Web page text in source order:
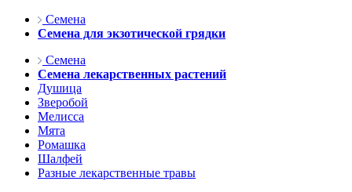
Семена
Семена для экзотической грядки
Семена
Семена лекарственных растений
Душица
Зверобой
Мелисса
Мята
Ромашка
Шалфей
Разные лекарственные травы